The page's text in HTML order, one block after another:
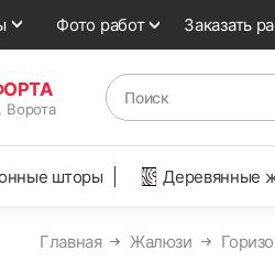
Фото работ Заказать
Ворота
шторы Деревянные
Главная Жалюзи